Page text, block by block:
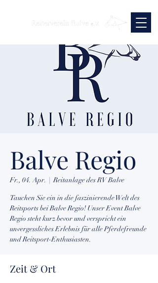
Balve Regio
Fr., 04. Apr.
  |
Reitanlage des RV Balve
Tauchen Sie ein in die faszinierende Welt des
Reitsports bei Balve Regio! Unser Event Balve
Regio steht kurz bevor und verspricht ein
unvergessliches Erlebnis für alle Pferdefreunde
und Reitsport-Enthusiasten.
Zeit & Ort